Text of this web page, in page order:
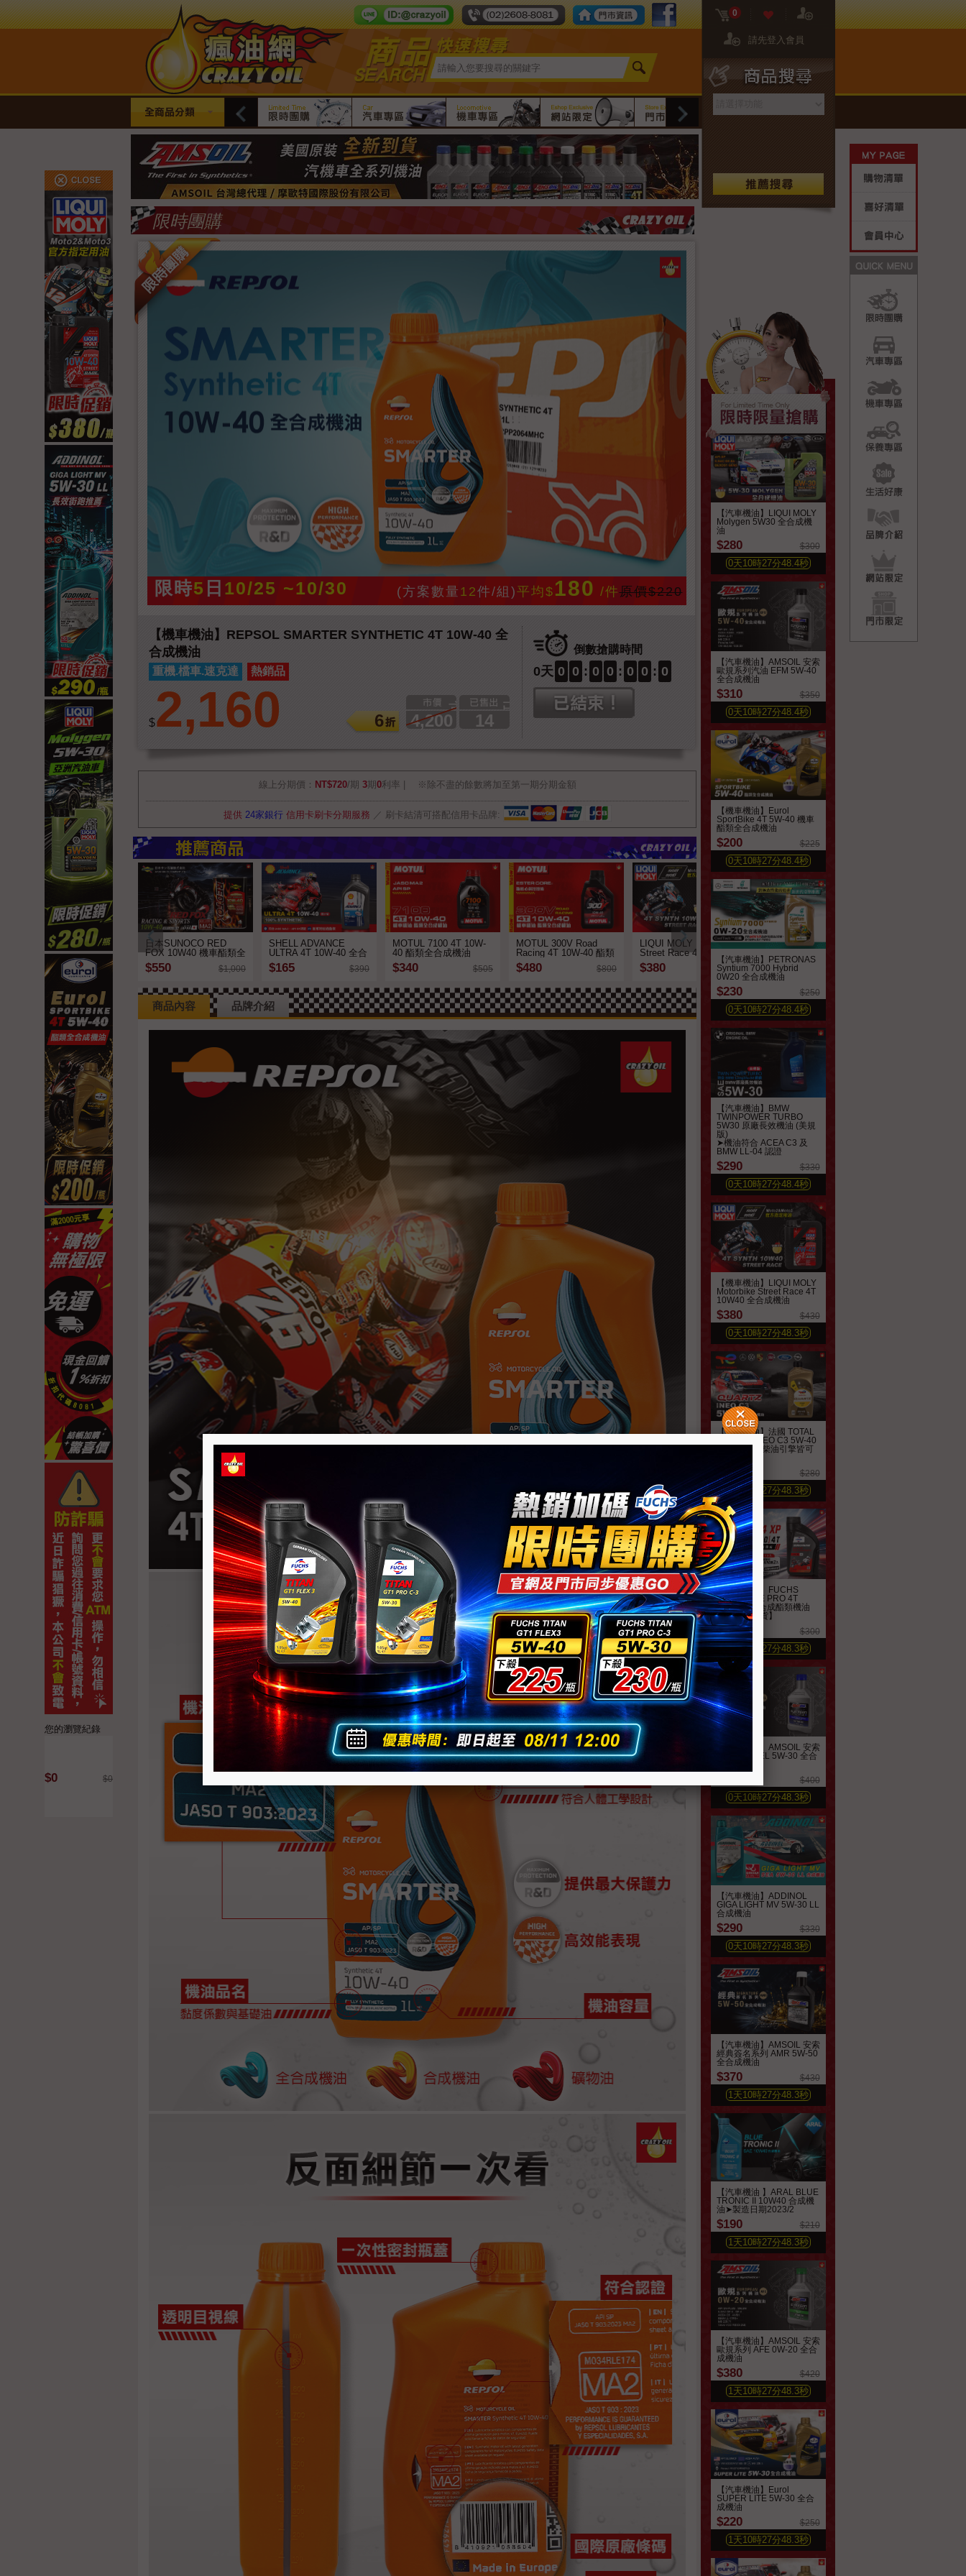
0
請先登入會員
Line ID：crazy-oil tel number：02-2608-8081
門市資訊FB粉絲團
全商品分類 限時團購 汽車專區 機車專區 網站限定
【汽車機油】LIQUI MOLY
Molygen 5W30 全合成機
油
$280 $300
0天10時27分46.5秒
【汽車機油】AMSOIL 安索
歐規系列汽油 EFM 5W-40
全合成機油
$310 $350
0天10時27分46.5秒
【機車機油】Eurol
SportBike 4T 5W-40 機車
酯類全合成機油
$200 $225
0天10時27分46.5秒
【汽車機油】PETRONAS
Syntium 7000 Hybrid
0W20 全合成機油
$230 $250
0天10時27分46.5秒
【汽車機油】BMW
TWINPOWER TURBO
5W30 原廠長效機油 (美規
版)
➤機油符合 ACEA C3 及
BMW LL-04 認證
$290 $330
0天10時27分46.4秒
【機車機油】LIQUI MOLY
Motorbike Street Race 4T
10W40 全合成機油
$380 $430
0天10時27分46.4秒
【汽車機油】法國 TOTAL
QUARTZ INEO C3 5W-40
合成機油 汽柴油引擎皆可
$240 $280
0天10時 27分46.4秒
【機車機油】FUCHS
SILKOLENE PRO 4T
10W-50 全合成酯類機油
【英製公司貨】
$250 $300
0天10時 27分46.4秒
【汽車機油】AMSOIL 安索
歐規系列 AEL 5W-30 全合
$400
0天10時27分46.4秒
【汽車機油】ADDINOL
GIGA LIGHT MV 5W-30 LL
合成機油
$290 $330
0天10時27分46.4秒
【汽車機油】AMSOIL 安索
經典簽名系列 AMR 5W-50
全合成機油
$370 $430
1 天10時27分46.4秒
【汽車機油 】ARAL BLUE
TRONIC II 10W40 合成機
油➤製造日期2023/2
$190 $210
1 天10時27分46.4秒
【汽車機油】AMSOIL 安索
歐規系列 AFE 0W-20 全合
成機油
$380 $420
1 天10時27分46.4秒
【汽車機油】Eurol
SUPER LITE 5W-30 全合
成機油
$220 $250
1 天10時27分46.4秒
您的瀏覽紀錄
$0 $0
限時團購
限時5 日 10/25 ~10/30 (方案數量 12件/組)平均$ 180 /件原價$220
【機車機油】REPSOL SMARTER SYNTHETIC 4T 10W-40 全
合成機油
重機.檔車.速克達 熱銷品
$2,160 6
市價
4,200
已搶購
14
倒數搶購時間
0天 0 0 : 0 0 : 0 0 : 0
線上分期價： NT$720/期 3期0利率 ※除不盡的餘數將加至第一期分期金額
提供 24家銀行 信用卡刷卡分期服務 ／ 刷卡結清可搭配信用卡品牌:
日本SUNOCO RED
FOX 10W40 機車酯類全
合成機油
$550 $1,000
SHELL ADVANCE
ULTRA 4T 10W-40 全合
成機車機油 (亞洲版)
$165 $390
MOTUL 7100 4T 10W-
40 酯類全合成機油
$340 $505
MOTUL 300V Road
Racing 4T 10W-40 酯類
全合成機油
$480 $800
LIQUI MOLY Motorbike
Street Race 4T 10W40
全合成機油
$380 $900
FUCHS SILKOLENE
酯類機油【英製公司
貨】
$250
商品內容 品牌介紹